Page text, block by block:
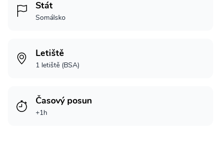
Stát
Somálsko
Letiště
1 letiště (BSA)
Časový posun
+1h